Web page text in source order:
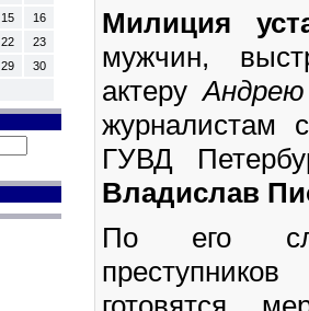
15
16
22
23
29
30
Милиция
мужчин,
актеру
журналистам
ГУВД
Владислав
По его